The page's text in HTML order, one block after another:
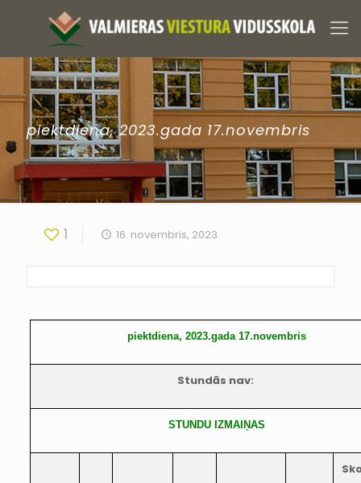
piektdiena, 2023.gada 17.novembris
1 16. novembris, 2023
piektdiena, 2023.gada 17.novembris
Stundās nav:
STUNDU IZMAIŅAS